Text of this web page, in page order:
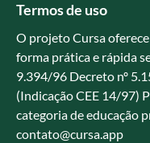
Termos de uso
O projeto Cursa
forma prática e rápida
9.394/96 Decreto nº
(Indicação CEE 14/97)
categoria de educação
contato@cursa.app